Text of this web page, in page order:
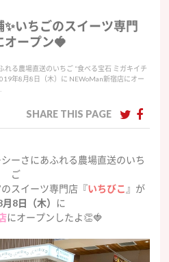
いちごのスイーツ専門
オープン🍓
る農場直送のいちご “食べる宝石 ミガキイチ
年8月8日（木）に NEWoMan新宿店にオー
SHARE THIS PAGE
ーさにあふれる農場直送のいち
ご
のスイーツ専門店『いちびこ 』が
8日（木） に
にオープンしたよ👏🍓